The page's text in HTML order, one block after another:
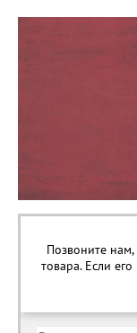
Позвоните
товара. Если